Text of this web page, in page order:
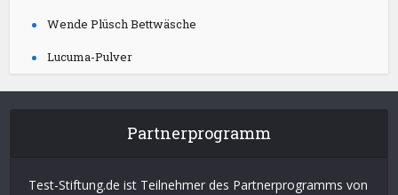
Wende Plüsch Bettwäsche
Lucuma-Pulver
Partnerprogramm
Test-Stiftung.de ist Teilnehmer des Partnerprogramms von